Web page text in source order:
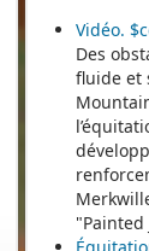
Vidéo.
Des
fluide et
"Painted